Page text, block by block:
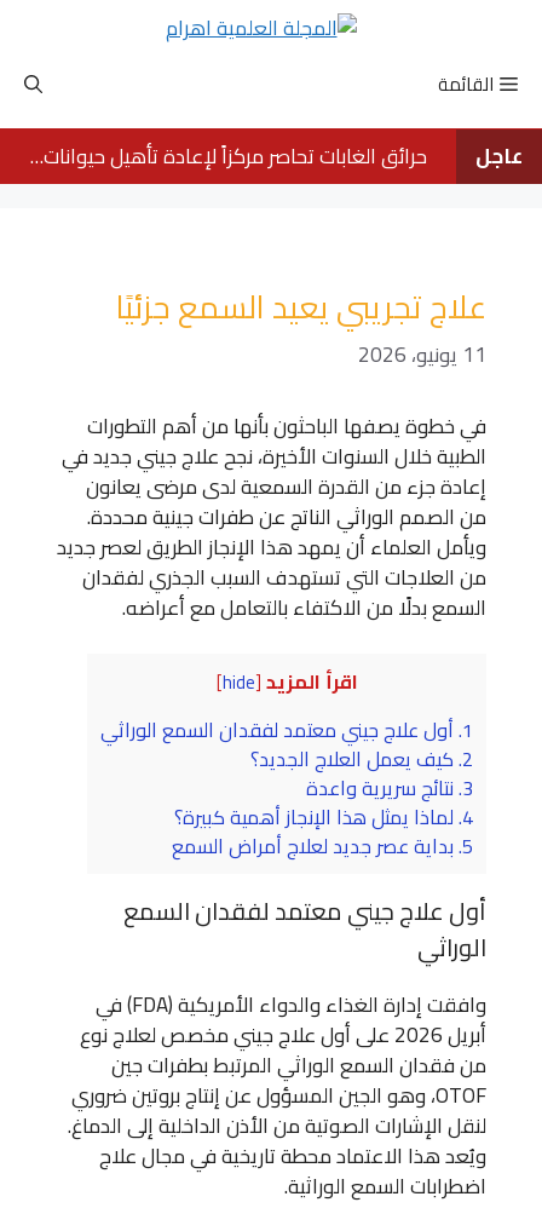
المحتوىالقائمة
عاجل حرائق الغابات تحاصر مركزاً لإعادة تأهيل حيوانات الأورانجوتان في بورنيو
علاج تجريبي يعيد السمع جزئيًا
11 يونيو، 2026
في خطوة يصفها الباحثون بأنها من أهم التطورات
الطبية خلال السنوات الأخيرة، نجح علاج جيني جديد في
إعادة جزء من القدرة السمعية لدى مرضى يعانون
من الصمم الوراثي الناتج عن طفرات جينية محددة.
ويأمل العلماء أن يمهد هذا الإنجاز الطريق لعصر جديد
من العلاجات التي تستهدف السبب الجذري لفقدان
السمع بدلًا من الاكتفاء بالتعامل مع أعراضه.
اقرأ المزيد[
hide
]
1. أول علاج جيني معتمد لفقدان السمع الوراثي
2. كيف يعمل العلاج الجديد؟
3. نتائج سريرية واعدة
4. لماذا يمثل هذا الإنجاز أهمية كبيرة؟
5. بداية عصر جديد لعلاج أمراض السمع
أول علاج جيني معتمد لفقدان السمع
الوراثي
وافقت إدارة الغذاء والدواء الأمريكية (FDA) في
أبريل 2026 على أول علاج جيني مخصص لعلاج نوع
من فقدان السمع الوراثي المرتبط بطفرات جين
OTOF، وهو الجين المسؤول عن إنتاج بروتين ضروري
لنقل الإشارات الصوتية من الأذن الداخلية إلى الدماغ.
ويُعد هذا الاعتماد محطة تاريخية في مجال علاج
اضطرابات السمع الوراثية.